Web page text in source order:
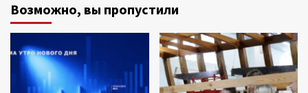
Возможно, вы пропустили